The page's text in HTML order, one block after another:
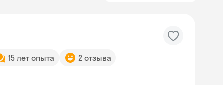
15 лет опыта 2 отзыва